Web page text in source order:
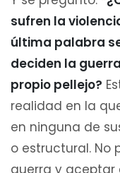
sufren la
última palabra
deciden la
propio pellejo?
realidad en la
en ninguna de
o estructural. No
guerra y